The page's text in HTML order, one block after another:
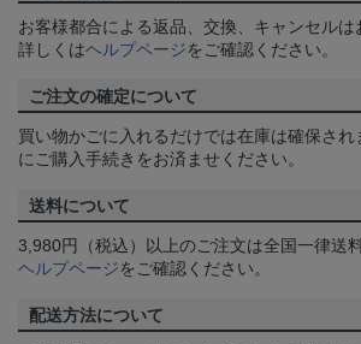
お客様都合による返品、交換、キャンセルは
詳しくはヘルプページをご確認ください。
ご注文の確定について
買い物かごに入れるだけでは在庫は確保され
にご購入手続きをお済ませください。
送料について
3,980円（税込）以上のご注文は全国一律送
ヘルプページをご確認ください。
配送方法について